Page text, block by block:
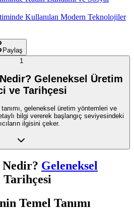
Kullanılan Modern Teknolojiler
Paylaş
1
Geleneksel Üretim
ve Tarihçesi
geleneksel üretim yöntemleri ve
bilgi vererek başlangıç seviyesindeki
ilgisini çeker.
Geleneksel
Tarihçesi
Temel Tanımı